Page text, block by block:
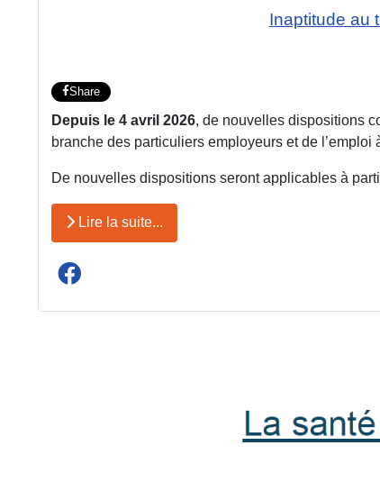
Inaptitude au
Share
Depuis le 4 avril 2026, de nouvelles dispositions
branche des particuliers employeurs et de l’emploi
De nouvelles dispositions seront applicables à
Lire la suite...